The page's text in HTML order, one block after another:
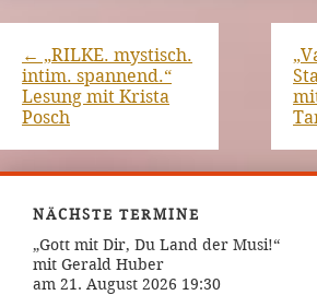
← „RILKE. mystisch.
intim. spannend.“
Lesung mit Krista
Posch
NÄCHSTE TERMINE
„Gott mit Dir, Du Land der Musi!“
mit Gerald Huber
am 21. August 2026 19:30